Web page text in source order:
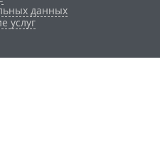
данных
услуг